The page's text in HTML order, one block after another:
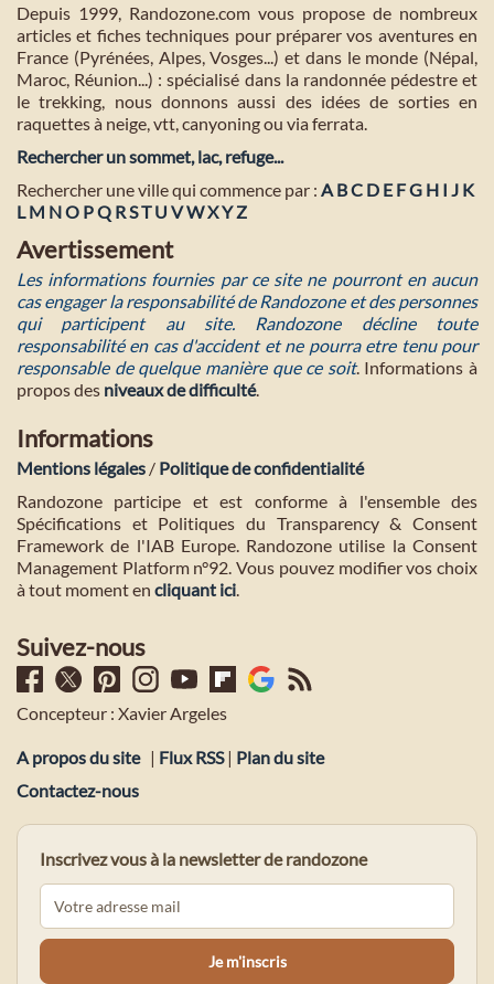
Depuis 1999, Randozone.com vous propose de nombreux
articles et fiches techniques pour préparer vos aventures en
France (Pyrénées, Alpes, Vosges...) et dans le monde (Népal,
Maroc, Réunion...) : spécialisé dans la randonnée pédestre et
le trekking, nous donnons aussi des idées de sorties en
raquettes à neige, vtt, canyoning ou via ferrata.
Rechercher un sommet, lac, refuge...
Rechercher une ville qui commence par : A BC D E FG H I J K
L M NO PQ RST U VWXYZ
Avertissement
Les informations fournies par ce site ne pourront en aucun
cas engager la responsabilité de Randozone et des personnes
qui participent au site. Randozone décline toute
responsabilité en cas d'accident et ne pourra etre tenu pour
responsable de quelque manière que ce soit. Informations à
propos des niveaux de difficulté.
Informations
Mentions légales / Politique de confidentialité
Randozone participe et est conforme à l'ensemble des
Spécifications et Politiques du Transparency & Consent
Framework de l'IAB Europe. Randozone utilise la Consent
Management Platform n°92. Vous pouvez modifier vos choix
à tout moment en cliquant ici.
Suivez-nous
Concepteur : Xavier Argeles
A propos du site | Flux RSS| Plan du site
Contactez-nous
Inscrivez vous à la newsletter de randozone